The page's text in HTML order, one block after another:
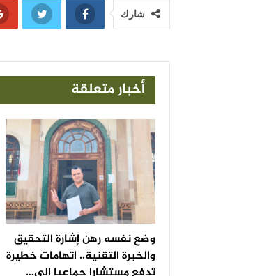
شارك
أخبار متعلقة
وضع نفسه رهن إشارة التحقيق
والخبرة التقنية.. اتهامات خطيرة